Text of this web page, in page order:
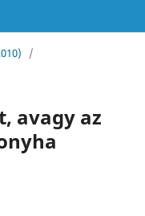
/
avagy az